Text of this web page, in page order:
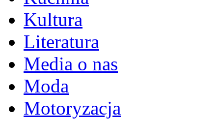
Kultura
Literatura
Media o nas
Moda
Motoryzacja